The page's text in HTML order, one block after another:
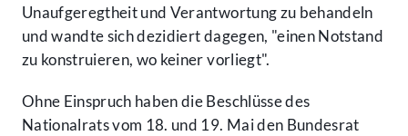
Unaufgeregtheit und Verantwortung zu behandeln
und wandte sich dezidiert dagegen, "einen Notstand
zu konstruieren, wo keiner vorliegt".
Ohne Einspruch haben die Beschlüsse des
Nationalrats vom 18. und 19. Mai den Bundesrat